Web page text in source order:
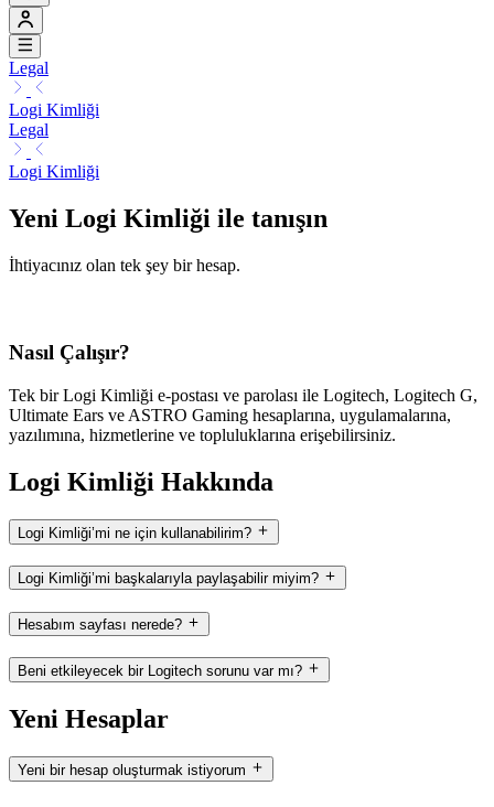
Legal
Logi Kimliği
Legal
Logi Kimliği
Yeni Logi Kimliği ile tanışın
İhtiyacınız olan tek şey bir hesap.
Nasıl Çalışır?
Tek bir Logi Kimliği e-postası ve parolası ile Logitech, Logitech G,
Ultimate Ears ve ASTRO Gaming hesaplarına, uygulamalarına,
yazılımına, hizmetlerine ve topluluklarına erişebilirsiniz.
Logi Kimliği Hakkında
Logi Kimliği’mi ne için kullanabilirim?
Logi Kimliği’mi başkalarıyla paylaşabilir miyim?
Hesabım sayfası nerede?
Beni etkileyecek bir Logitech sorunu var mı?
Yeni Hesaplar
Yeni bir hesap oluşturmak istiyorum